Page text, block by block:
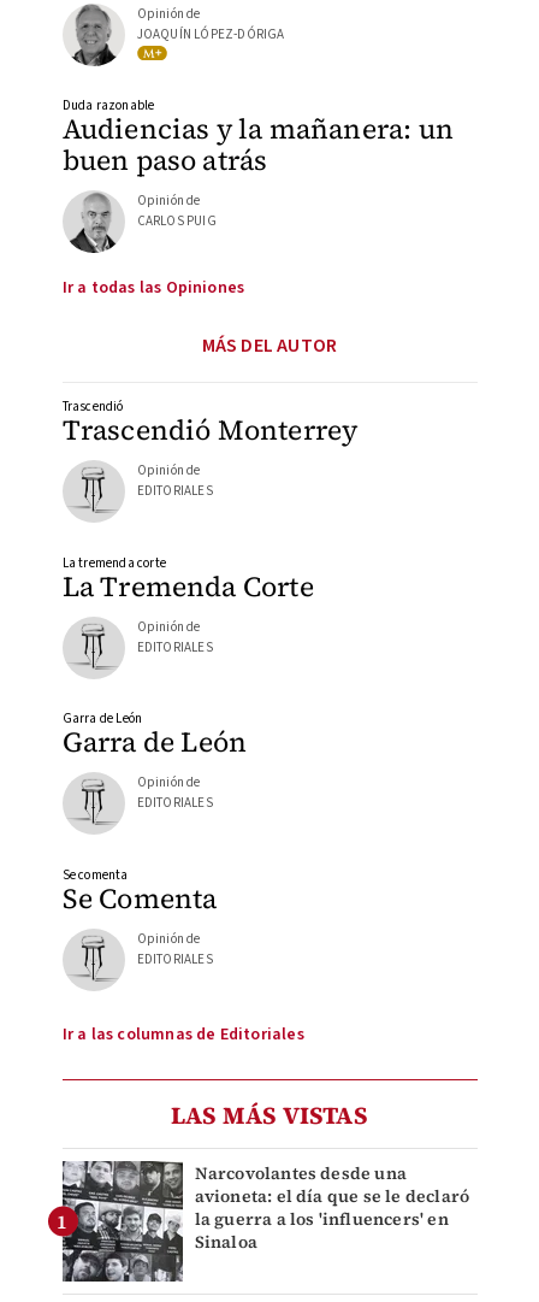
Opinión de
JOAQUÍN LÓPEZ-DÓRIGA
Audiencias y la mañanera: un
buen paso atrás
Duda razonable
Opinión de
CARLOS PUIG
Ir a todas las Opiniones
MÁS DEL AUTOR
Trascendió Monterrey
Trascendió
Opinión de
EDITORIALES
La Tremenda Corte
La tremenda corte
Opinión de
EDITORIALES
Garra de León
Garra de León
Opinión de
EDITORIALES
Se Comenta
Se comenta
Opinión de
EDITORIALES
Ir a las columnas de Editoriales
LAS MÁS VISTAS
Narcovolantes desde una
avioneta: el día que se le declaró
la guerra a los 'influencers' en
Sinaloa